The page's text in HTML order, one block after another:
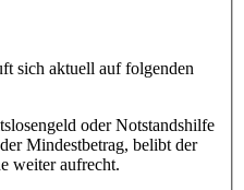
sich aktuell auf folgenden
oder Notstandshilfe
Mindestbetrag, belibt der
weiter aufrecht.